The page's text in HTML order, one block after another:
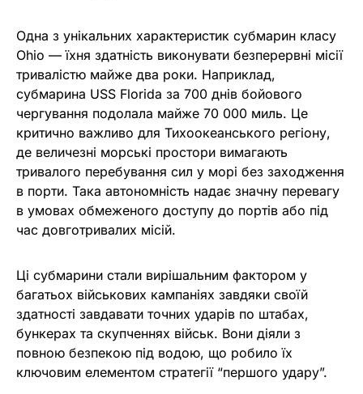
Одна з унікальних характеристик субмарин класу
Ohio — їхня здатність виконувати безперервні місії
тривалістю майже два роки. Наприклад,
субмарина USS Florida за 700 днів бойового
чергування подолала майже 70 000 миль. Це
критично важливо для Тихоокеанського регіону,
де величезні морські простори вимагають
тривалого перебування сил у морі без заходження
в порти. Така автономність надає значну перевагу
в умовах обмеженого доступу до портів або під
час довготривалих місій.
Ці субмарини стали вирішальним фактором у
багатьох військових кампаніях завдяки своїй
здатності завдавати точних ударів по штабах,
бункерах та скупченнях військ. Вони діяли з
повною безпекою під водою, що робило їх
ключовим елементом стратегії “першого удару”.